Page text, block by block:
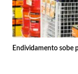
Endividamento sobe